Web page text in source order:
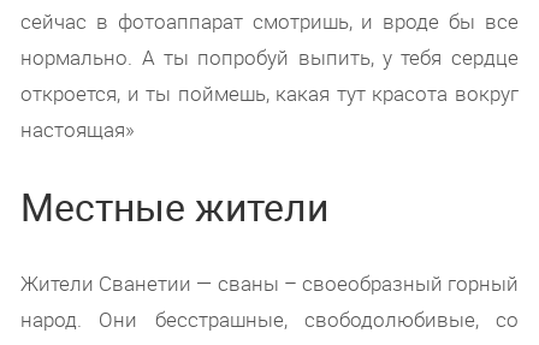
сейчас в фотоаппарат смотришь, и вроде бы все
нормально. А ты попробуй выпить, у тебя сердце
откроется, и ты поймешь, какая тут красота вокруг
настоящая»
Местные жители
Жители Сванетии — сваны – своеобразный горный
народ. Они бесстрашные, свободолюбивые, со